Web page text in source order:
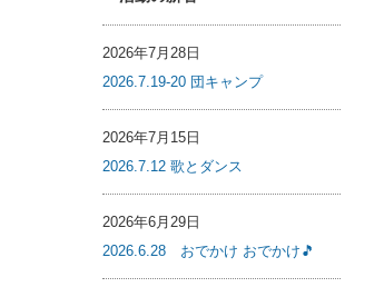
2026年7月28日
2026.7.19-20 団キャンプ
2026年7月15日
2026.7.12 歌とダンス
2026年6月29日
2026.6.28 おでかけ おでかけ